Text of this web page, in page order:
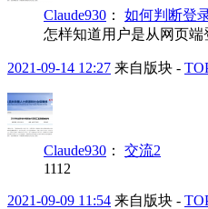
Claude930 ： 如何判断登
怎样知道用户是从网页端
2021-09-14 12:27 来自版块 -
Claude930 ： 交流2
1112
2021-09-09 11:54 来自版块 -